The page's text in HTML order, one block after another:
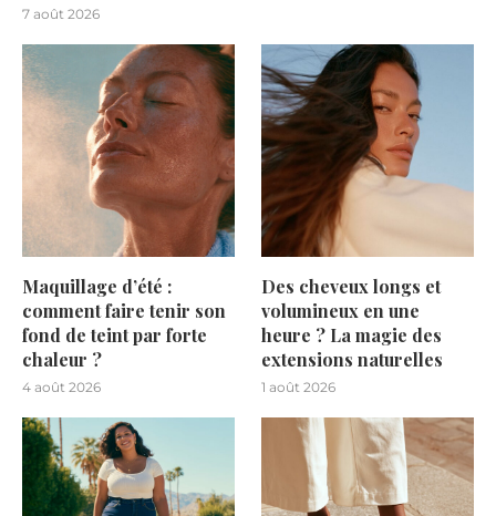
7 août 2026
Maquillage d’été :
comment faire tenir son
fond de teint par forte
chaleur ?
4 août 2026
Des cheveux longs et
volumineux en une
heure ? La magie des
extensions naturelles
1 août 2026